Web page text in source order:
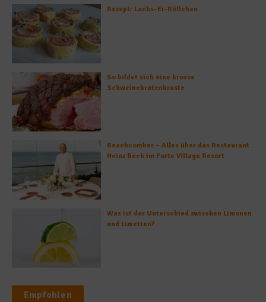
Rezept: Lachs-Ei-Röllchen
So bildet sich eine krosse
Schweinebratenkruste
Beachcomber – Alles über das Restaurant
Heinz Beck im Forte Village Resort
Was ist der Unterschied zwischen Limonen
und Limetten?
Empfohlen